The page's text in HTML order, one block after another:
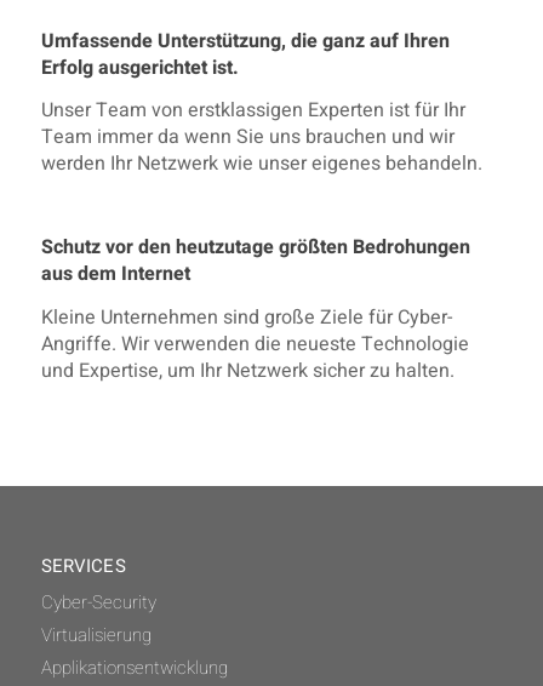
Umfassende Unterstützung, die ganz auf Ihren
Erfolg ausgerichtet ist.
Unser Team von erstklassigen Experten ist für Ihr
Team immer da wenn Sie uns brauchen und wir
werden Ihr Netzwerk wie unser eigenes behandeln.
Schutz vor den heutzutage größten Bedrohungen
aus dem Internet
Kleine Unternehmen sind große Ziele für Cyber-
Angriffe. Wir verwenden die neueste Technologie
und Expertise, um Ihr Netzwerk sicher zu halten.
SERVICES
Cyber-Security
Virtualisierung
Applikationsentwicklung